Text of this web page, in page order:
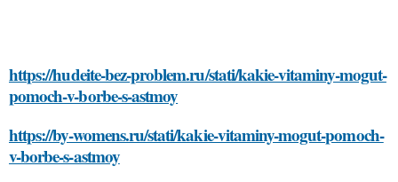
https://hudeite-bez-problem.ru/stati/kakie-vitaminy-mogut-
pomoch-v-borbe-s-astmoy
https://by-womens.ru/stati/kakie-vitaminy-mogut-pomoch-
v-borbe-s-astmoy